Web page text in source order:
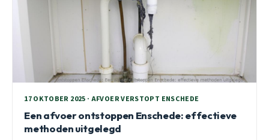
17 OKTOBER 2025 · AFVOER VERSTOPT ENSCHEDE
Een afvoer ontstoppen Enschede: effectieve
methoden uitgelegd